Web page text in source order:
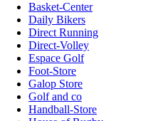
Basket-Center
Daily Bikers
Direct Running
Direct-Volley
Espace Golf
Foot-Store
Galop Store
Golf and co
Handball-Store